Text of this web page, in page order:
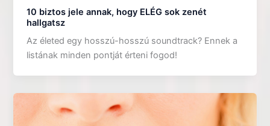
10 biztos jele annak, hogy ELÉG sok zenét
hallgatsz
Az életed egy hosszú-hosszú soundtrack? Ennek a
listának minden pontját érteni fogod!